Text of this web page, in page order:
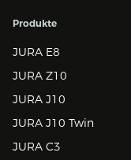
Produkte
JURA E8
JURA Z10
JURA J10
JURA J10 Twin
JURA C3